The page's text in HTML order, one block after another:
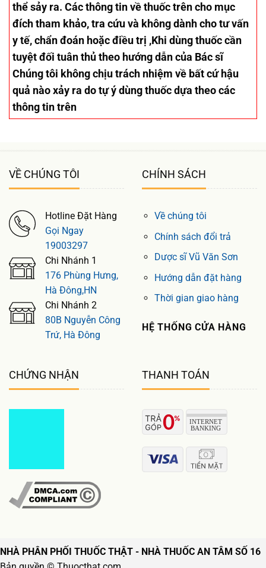
thể sảy ra. Các thông tin về thuốc trên cho mục
đích tham khảo, tra cứu và không dành cho tư vấn
y tế, chẩn đoán hoặc điều trị ,Khi dùng thuốc cần
tuyệt đối tuân thủ theo hướng dẫn của Bác sĩ
Chúng tôi không chịu trách nhiệm về bất cứ hậu
quả nào xảy ra do tự ý dùng thuốc dựa theo các
thông tin trên
VỀ CHÚNG TÔI
Hotline Đặt Hàng
Gọi Ngay
19003297
Chi Nhánh 1
176 Phùng Hưng,
Hà Đông,HN
Chi Nhánh 2
80B Nguyễn Công
Trứ, Hà Đông
CHÍNH SÁCH
Về chúng tôi
Chính sách đổi trả
Dược sĩ Vũ Văn Sơn
Hướng dẫn đặt hàng
Thời gian giao hàng
HỆ THỐNG CỬA HÀNG
CHỨNG NHẬN THANH TOÁN
NHÀ PHÂN PHỐI THUỐC THẬT - NHÀ THUỐC AN TÂM SỐ 16